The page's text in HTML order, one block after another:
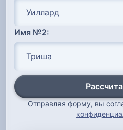
Имя №2:
Отправляя форму, вы